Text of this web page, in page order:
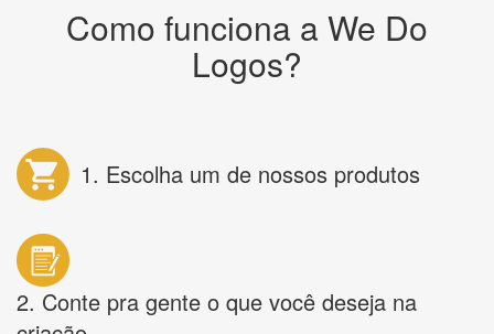
Como funciona a We Do
Logos?
1. Escolha um de nossos produtos
2. Conte pra gente o que você deseja na